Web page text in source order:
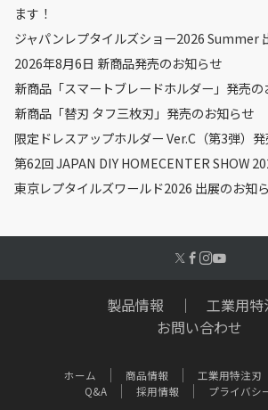
ます！
ジャパンレプタイルズショー2026 Summer
2026年8月6日 新商品発売のお知らせ
新商品「スマートブレードホルダー」発売の
新商品「替刃 タフ三枚刃」発売のお知らせ
限定ドレスアップホルダー Ver.C（第3弾）
第62回 JAPAN DIY HOMECENTER SHOW
東京レプタイルズワールド2026 出展のお知
製品情報 ｜ 工業用特
お問い合わせ
ホーム 商品情報 工業用特注刃
Q&A
採用情報 プライバシ